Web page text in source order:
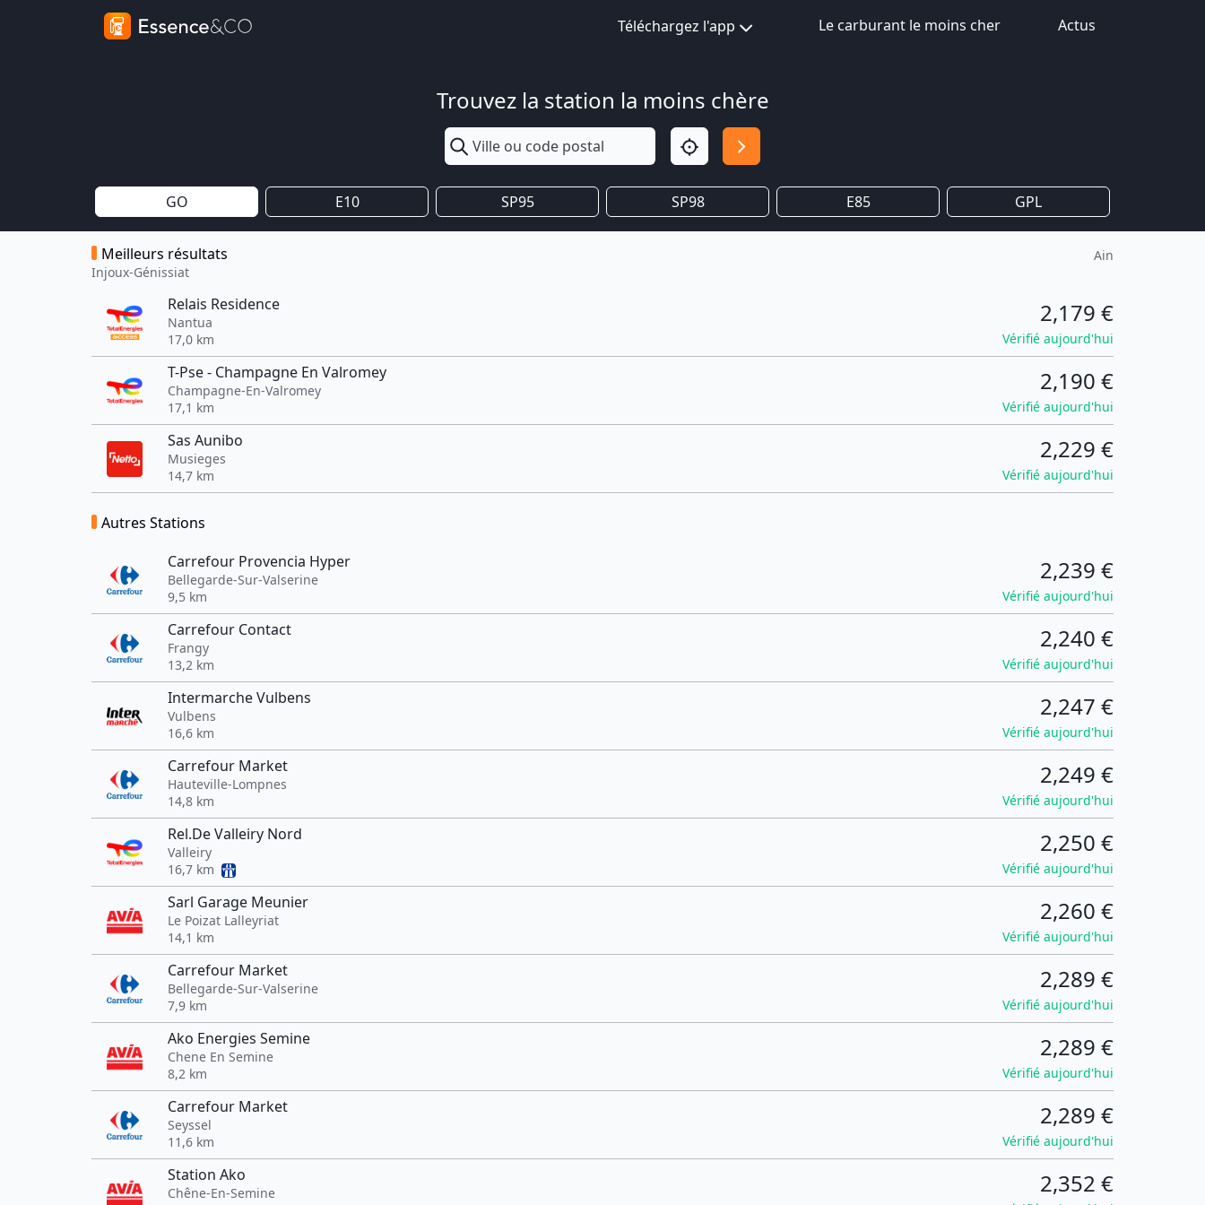
Téléchargez l'app Le carburant le moins cher Actus
Trouvez la station la moins chère
GO E10 SP95 SP98 E85 GPL
Meilleurs résultats
Injoux-Génissiat
Ain
Relais Residence
Nantua
17,0 km
2,179 €
Vérifié aujourd'hui
T-Pse - Champagne En Valromey
Champagne-En-Valromey
17,1 km
2,190 €
Vérifié aujourd'hui
Sas Aunibo
Musieges
14,7 km
2,229 €
Vérifié aujourd'hui
Autres Stations
Carrefour Provencia Hyper
Bellegarde-Sur-Valserine
9,5 km
2,239 €
Vérifié aujourd'hui
Carrefour Contact
Frangy
13,2 km
2,240 €
Vérifié aujourd'hui
Intermarche Vulbens
Vulbens
16,6 km
2,247 €
Vérifié aujourd'hui
Carrefour Market
Hauteville-Lompnes
14,8 km
2,249 €
Vérifié aujourd'hui
Rel.De Valleiry Nord
Valleiry
16,7 km
2,250 €
Vérifié aujourd'hui
Sarl Garage Meunier
Le Poizat Lalleyriat
14,1 km
2,260 €
Vérifié aujourd'hui
Carrefour Market
Bellegarde-Sur-Valserine
7,9 km
2,289 €
Vérifié aujourd'hui
Ako Energies Semine
Chene En Semine
8,2 km
2,289 €
Vérifié aujourd'hui
Carrefour Market
Seyssel
11,6 km
2,289 €
Vérifié aujourd'hui
Station Ako
Chêne-En-Semine
2,352 €